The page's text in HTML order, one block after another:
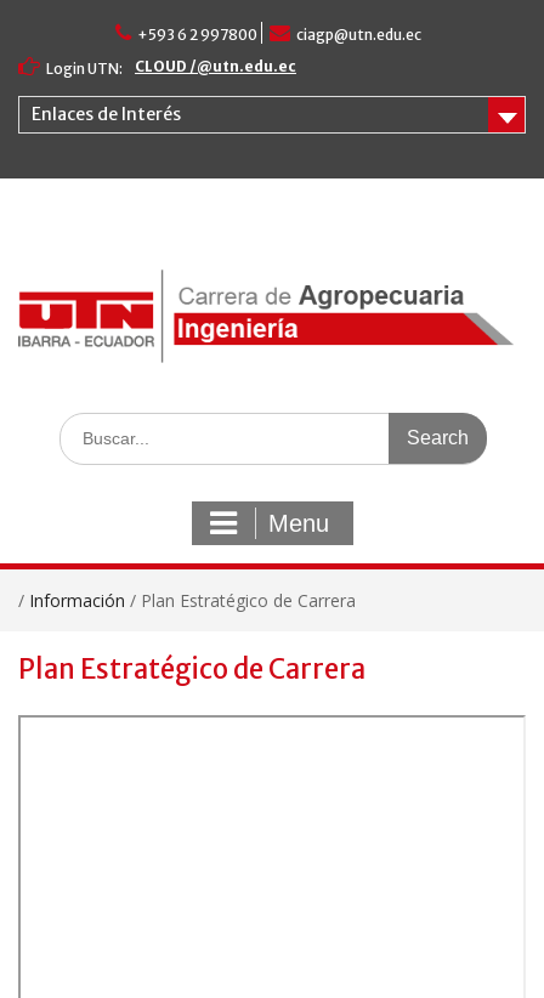
content
+593 6 2 997800
ciagp@utn.edu.ec
Login UTN:
CLOUD /@utn.edu.ec
Enlaces de Interés
Search
for:
Menu
/ Información / Plan Estratégico de Carrera
Plan Estratégico de Carrera